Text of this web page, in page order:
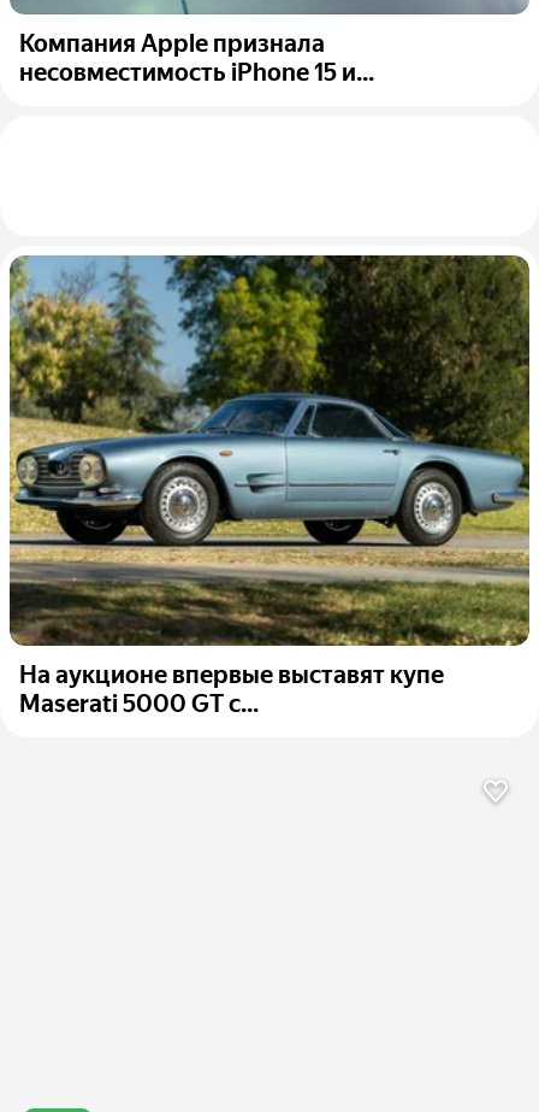
Компания Apple признала
несовместимость iPhone 15 и...
На аукционе впервые выставят купе
Maserati 5000 GT с...